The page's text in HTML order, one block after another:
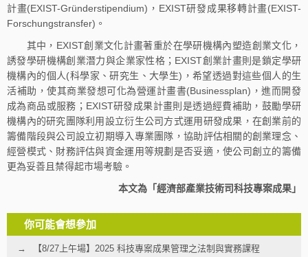
計畫(EXIST-Gründerstipendium)，EXIST研發成果移轉計畫(EXIST-
Forschungstransfer)。
其中，EXIST創業文化計畫著重於在學研機構內塑造創業文化，
誘發學研機構創業潛力與企業家性格；EXIST創業計畫則是鎖定學研
機構內的個人(科學家、研究生、大學生)，希望透過對這些個人的生
活補助，使其商業發想可化為營運計畫書(Businessplan)，進而開發
成為商品或服務；EXIST研發成果計畫則是透過經費補助，鼓勵學研
機構內的研究團隊利用設立衍生公司方式運用研發成果，在創業前的
籌備階段與公司設立初期導入專業團隊，協助評估相關的創業理念、
經營模式、財務評估與資金運用等規劃是否妥適，使公司創立的籌備
更為妥善且禁得起市場考驗。
本文為「經濟部產業技術司科技專案成果」
你可能會想參加
【8/27上午場】2025 科技專案成果管理之法制與實務課程